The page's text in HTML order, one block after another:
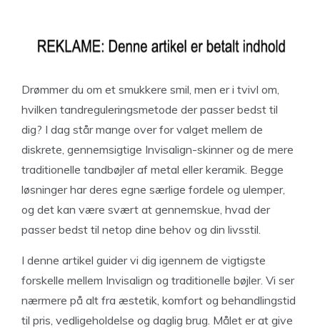
Drømmer du om et smukkere smil, men er i tvivl om,
hvilken tandreguleringsmetode der passer bedst til
dig? I dag står mange over for valget mellem de
diskrete, gennemsigtige Invisalign-skinner og de mere
traditionelle tandbøjler af metal eller keramik. Begge
løsninger har deres egne særlige fordele og ulemper,
og det kan være svært at gennemskue, hvad der
passer bedst til netop dine behov og din livsstil.
I denne artikel guider vi dig igennem de vigtigste
forskelle mellem Invisalign og traditionelle bøjler. Vi ser
nærmere på alt fra æstetik, komfort og behandlingstid
til pris, vedligeholdelse og daglig brug. Målet er at give